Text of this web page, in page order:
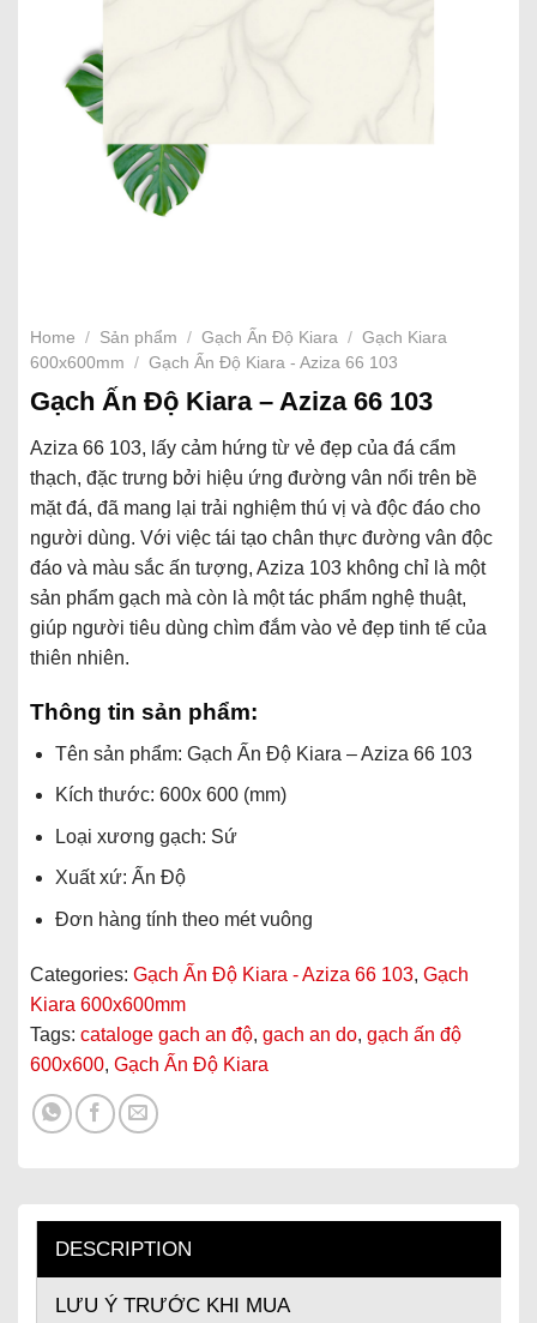
Home / Sản phẩm / Gạch Ấn Độ Kiara / Gạch Kiara
600x600mm
/ Gạch Ấn Độ Kiara - Aziza 66 103
Gạch Ấn Độ Kiara – Aziza 66 103
Aziza 66 103, lấy cảm hứng từ vẻ đẹp của đá cẩm
thạch, đặc trưng bởi hiệu ứng đường vân nổi trên bề
mặt đá, đã mang lại trải nghiệm thú vị và độc đáo cho
người dùng. Với việc tái tạo chân thực đường vân độc
đáo và màu sắc ấn tượng, Aziza 103 không chỉ là một
sản phẩm gạch mà còn là một tác phẩm nghệ thuật,
giúp người tiêu dùng chìm đắm vào vẻ đẹp tinh tế của
thiên nhiên.
Thông tin sản phẩm:
Tên sản phẩm: Gạch Ấn Độ Kiara – Aziza 66 103
Kích thước: 600x 600 (mm)
Loại xương gạch: Sứ
Xuất xứ: Ấn Độ
Đơn hàng tính theo mét vuông
Categories: Gạch Ấn Độ Kiara - Aziza 66 103, Gạch
Kiara 600x600mm
Tags: cataloge gach an độ, gach an do, gạch ấn độ
600x600, Gạch Ấn Độ Kiara
DESCRIPTION
LƯU Ý TRƯỚC KHI MUA